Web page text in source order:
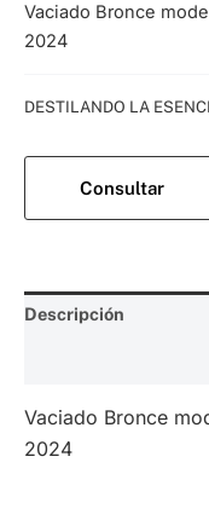
Vaciado Bronce
2024
DESTILANDO LA
Consultar
Descripción
Vaciado Bronce
2024